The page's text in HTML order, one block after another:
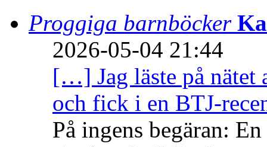
Proggiga barnböcker
2026-05-04 21:44
[…] Jag läste på nätet
och fick i en BTJ-
På ingens begäran: